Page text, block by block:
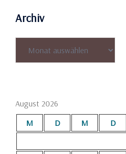
Archiv
August 2026
M
D M D